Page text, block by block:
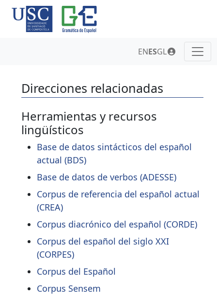
ENESGL
Direcciones relacionadas
Herramientas y recursos
lingüísticos
Base de datos sintácticos del español
actual (BDS)
Base de datos de verbos (ADESSE)
Corpus de referencia del español actual
(CREA)
Corpus diacrónico del español (CORDE)
Corpus del español del siglo XXI
(CORPES)
Corpus del Español
Corpus Sensem